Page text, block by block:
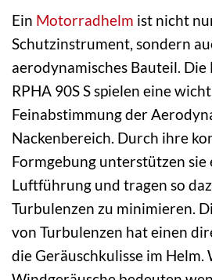
Ein Motorradhelm ist nicht
Schutzinstrument, sondern
aerodynamisches Bauteil. Die
RPHA 90S S spielen eine
Feinabstimmung der
Nackenbereich. Durch ihre
Formgebung unterstützen sie
Luftführung und tragen so
Turbulenzen zu minimieren.
von Turbulenzen hat einen
die Geräuschkulisse im Helm.